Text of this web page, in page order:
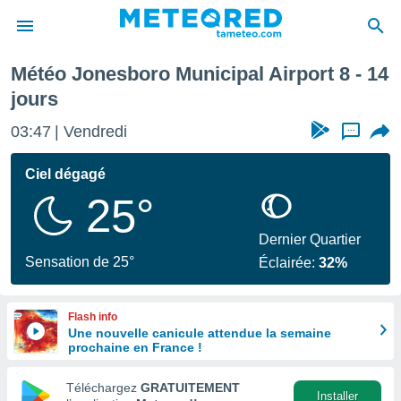
de
a
par
en
Météo Jonesboro Municipal Airport 8 - 14
jours
03:47 Vendredi ...
Ciel dégagé
25°
Sensation de 25°
Dernier Quartier
Éclairée:32%
Flash info
Une nouvelle canicule attendue la semaine
prochaine en France !
Téléchargez GRATUITEMENT
Installer